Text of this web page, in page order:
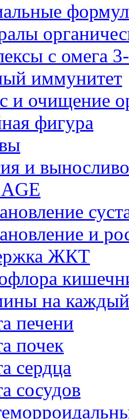
с омега
иммунитет
и очищение
фигура
и
и
ЖКТ
на
печени
почек
сердца
сосудов